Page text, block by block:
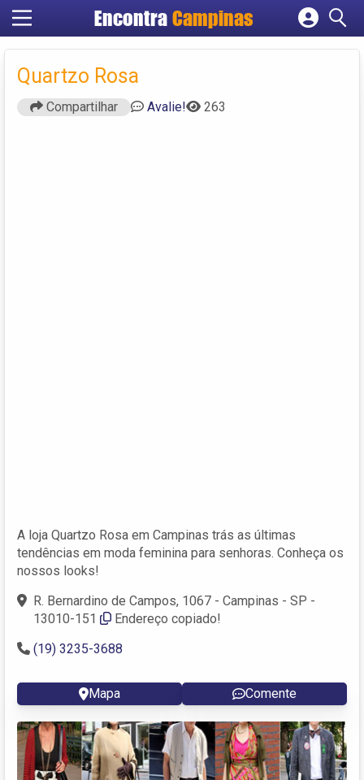
Encontra Campinas
Cadastrar empresa
Quartzo Rosa
Compartilhar Avalie! 263
A loja Quartzo Rosa em Campinas trás as últimas
tendências em moda feminina para senhoras. Conheça os
nossos looks!
R. Bernardino de Campos, 1067 - Campinas - SP -
13010-151
Endereço copiado!
(19) 3235-3688
Mapa Comente